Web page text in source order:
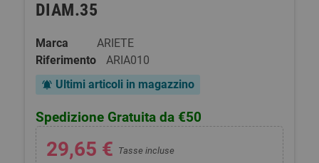
DIAM.35
Marca
ARIETE
Riferimento
ARIA010
notifications_active Ultimi articoli in magazzino
Spedizione Gratuita da €50
29,65 € Tasse incluse